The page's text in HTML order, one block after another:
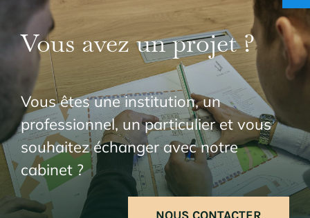
Vous avez un projet ?
Vous êtes une institution, un
professionnel, un particulier et vous
souhaitez échanger avec notre
cabinet ?